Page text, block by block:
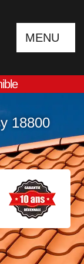
MENU
18800